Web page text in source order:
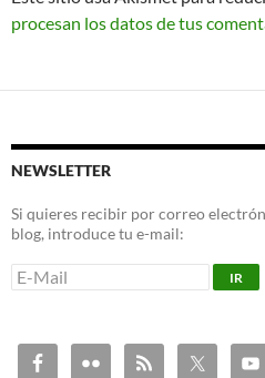
procesan los datos de tus
NEWSLETTER
Si quieres recibir por correo
blog, introduce tu e-mail: